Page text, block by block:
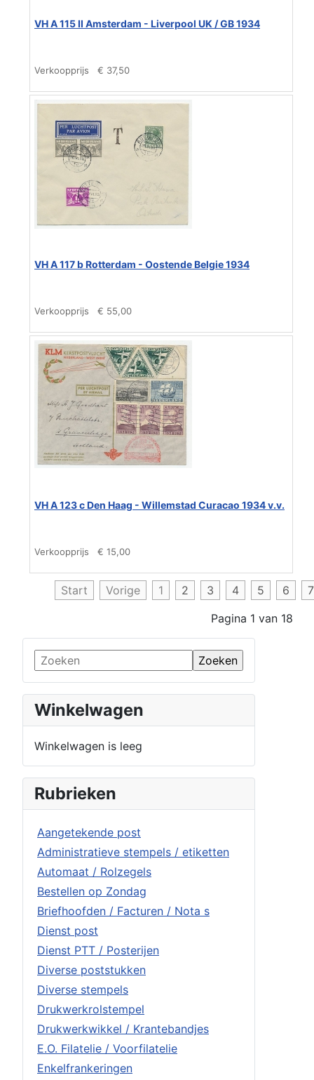
Winkelwagen
Winkelwagen is leeg
Rubrieken
Aangetekende post
Administratieve stempels / etiketten
Automaat / Rolzegels
Bestellen op Zondag
Briefhoofden / Facturen / Nota s
Dienst post
Dienst PTT / Posterijen
Diverse poststukken
Diverse stempels
Drukwerkrolstempel
Drukwerkwikkel / Krantebandjes
E.O. Filatelie / Voorfilatelie
Enkelfrankeringen
VH A 115 II Amsterdam - Liverpool UK / GB 1934
Verkoopprijs € 37,50
VH A 117 b Rotterdam - Oostende Belgie 1934
Verkoopprijs € 55,00
VH A 123 c Den Haag - Willemstad Curacao 1934 v.v.
Verkoopprijs € 15,00
Start Vorige 1 2 3 4 5 6
7
Pagina 1 van 18